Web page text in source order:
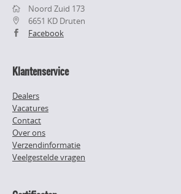
Noord Zuid 173
6651 KD Druten
Facebook
Klantenservice
Dealers
Vacatures
Contact
Over ons
Verzendinformatie
Veelgestelde vragen